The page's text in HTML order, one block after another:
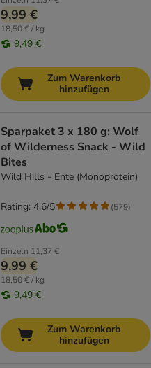
9,99 €
18,50 € / kg
9,49 €
Zum Warenkorb
hinzufügen
Sparpaket 3 x 180 g: Wolf
of Wilderness Snack - Wild
Bites
Wild Hills - Ente (Monoprotein)
Einzeln 11,37 €
9,99 €
18,50 € / kg
9,49 €
Rating: 4.6/5 (579)
Zum Warenkorb
hinzufügen